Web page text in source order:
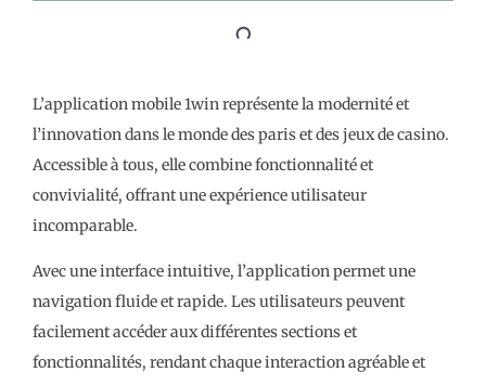
L’application mobile 1win représente la modernité et
l’innovation dans le monde des paris et des jeux de casino.
Accessible à tous, elle combine fonctionnalité et
convivialité, offrant une expérience utilisateur
incomparable.
Avec une interface intuitive, l’application permet une
navigation fluide et rapide. Les utilisateurs peuvent
facilement accéder aux différentes sections et
fonctionnalités, rendant chaque interaction agréable et